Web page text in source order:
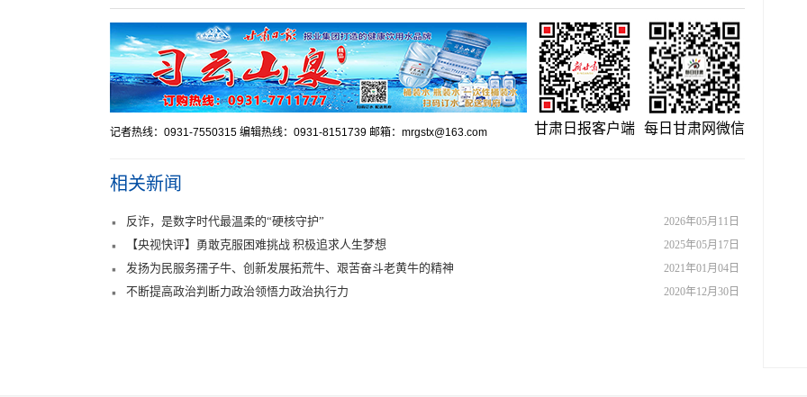
记者热线：0931-7550315 编辑热线：0931-8151739 邮箱：mrgstx@163.com 甘肃日报客户端 每日甘肃网微信
相关新闻
2026年05月11日
反诈，是数字时代最温柔的“硬核守护”
2025年05月17日
【央视快评】勇敢克服困难挑战 积极追求人生梦想
2021年01月04日
发扬为民服务孺子牛、创新发展拓荒牛、艰苦奋斗老黄牛的精神
2020年12月30日
不断提高政治判断力政治领悟力政治执行力